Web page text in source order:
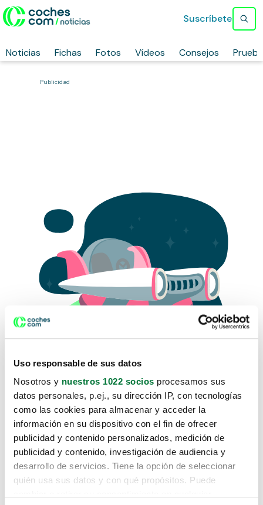
Uso responsable de sus datos
Nosotros y nuestros 1022 socios procesamos sus
datos personales, p.ej., su dirección IP, con tecnologías
como las cookies para almacenar y acceder la
información en su dispositivo con el fin de ofrecer
publicidad y contenido personalizados, medición de
publicidad y contenido, investigación de audiencia y
desarrollo de servicios. Tiene la opción de seleccionar
quién usa sus datos y con qué propósitos. Puede
Noticias Fichas Fotos Vídeos Consejos
Suscríbete
Publicidad
Lo sentimos, no sabemos como
te hemos traido hasta aquí.
Pero puedes encontrar el coche que estás
buscando en alguno de estos enlaces: